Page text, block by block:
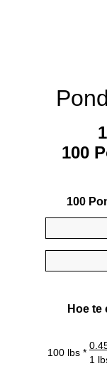
100
100
Hoe te
100 lbs *
1